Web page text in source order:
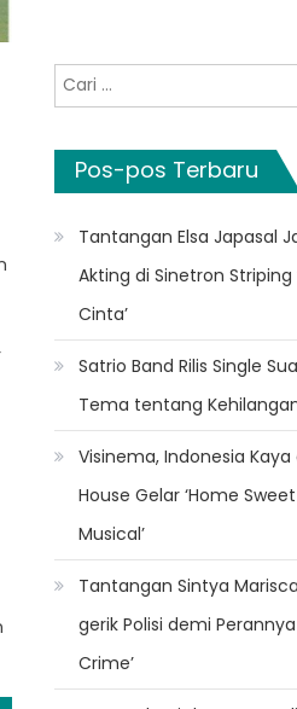
Cari
untuk:
Pos-pos Terbaru
Tantangan Elsa Japasal
Akting di Sinetron Striping
Cinta’
Satrio Band Rilis Single
Tema tentang
Visinema, Indonesia
House Gelar ‘Home
Musical’
Tantangan Sintya
gerik Polisi demi
Crime’